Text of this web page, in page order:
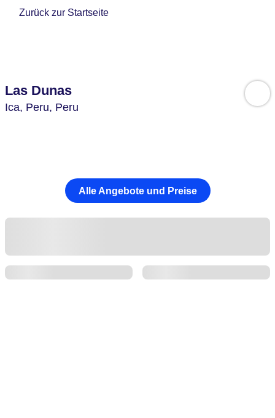
Zurück zur Startseite
Las Dunas
Ica, Peru, Peru
Alle Angebote und Preise